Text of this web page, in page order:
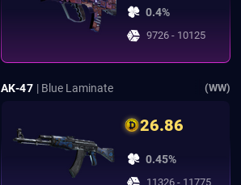
0.4%
9726 - 10125
AK-47 | Blue Laminate (WW)
26.86
0.45%
11326 - 11775